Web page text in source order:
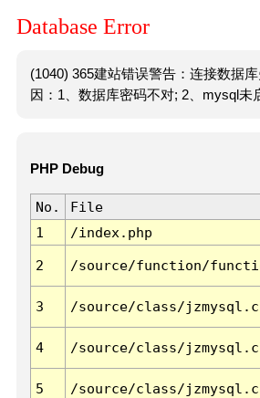
Database Error
(1040) 365建站错误警告：连接数据
因：1、数据库密码不对; 2、mysql未
PHP Debug
No. File
1
/index.php
2 /source/function/
3 /source/class/
4 /source/class/
5 /source/class/